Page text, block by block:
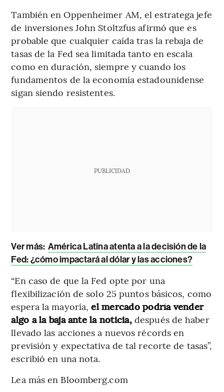
También en Oppenheimer AM, el estratega jefe
de inversiones John Stoltzfus afirmó que es
probable que cualquier caída tras la rebaja de
tasas de la Fed sea limitada tanto en escala
como en duración, siempre y cuando los
fundamentos de la economía estadounidense
sigan siendo resistentes.
PUBLICIDAD
Ver más: América Latina atenta a la decisión de la
Fed: ¿cómo impactará al dólar y las acciones?
“En caso de que la Fed opte por una
flexibilización de solo 25 puntos básicos, como
espera la mayoría, el mercado podría vender
algo a la baja ante la noticia,después de haber
llevado las acciones a nuevos récords en
previsión y expectativa de tal recorte de tasas”,
escribió en una nota.
Lea más en Bloomberg.com